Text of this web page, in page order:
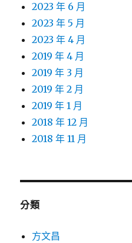
2023 年 6 月
2023 年 5 月
2023 年 4 月
2019 年 4 月
2019 年 3 月
2019 年 2 月
2019 年 1 月
2018 年 12 月
2018 年 11 月
分類
方文昌